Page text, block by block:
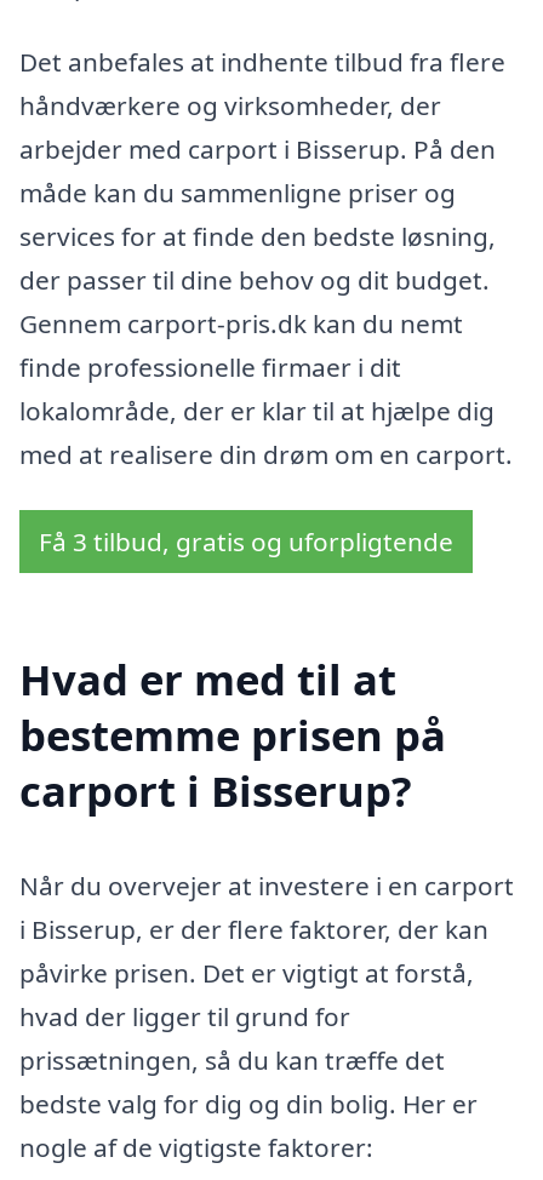
Det anbefales at indhente tilbud fra flere
håndværkere og virksomheder, der
arbejder med carport i Bisserup. På den
måde kan du sammenligne priser og
services for at finde den bedste løsning,
der passer til dine behov og dit budget.
Gennem carport-pris.dk kan du nemt
finde professionelle firmaer i dit
lokalområde, der er klar til at hjælpe dig
med at realisere din drøm om en carport.
Få 3 tilbud, gratis og uforpligtende
Hvad er med til at
bestemme prisen på
carport i Bisserup?
Når du overvejer at investere i en carport
i Bisserup, er der flere faktorer, der kan
påvirke prisen. Det er vigtigt at forstå,
hvad der ligger til grund for
prissætningen, så du kan træffe det
bedste valg for dig og din bolig. Her er
nogle af de vigtigste faktorer: